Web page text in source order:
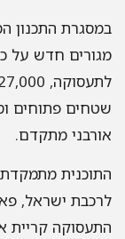
שטחים פתוחים
אורבני מתקדם.
התוכנית מתמקדת
לרכבת ישראל,
התעסוקה קריית